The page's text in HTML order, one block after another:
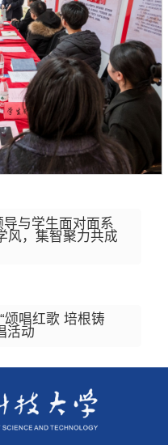
导与学生面对面系
风，集智聚力共成
颂唱红歌 培根铸
活动